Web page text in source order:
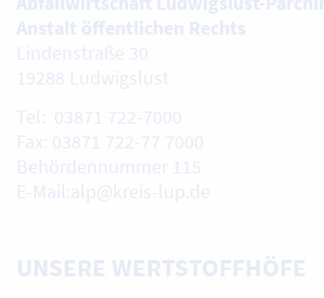
Anstalt öffentlichen Rechts
Lindenstraße 30
19288 Ludwigslust
Tel: 03871 722-7000
Fax: 03871 722-77 7000
Behördennummer 115
E-Mail:alp@kreis-lup.de
UNSERE WERTSTOFFHÖFE